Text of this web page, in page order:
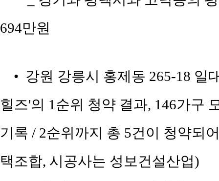
694만원
• 강원 강릉시 홍제동 265-18 일
힐즈'의 1순위 청약 결과, 146가구
기록 / 2순위까지 총 5건이 청약되
택조합, 시공사는 성보건설산업)